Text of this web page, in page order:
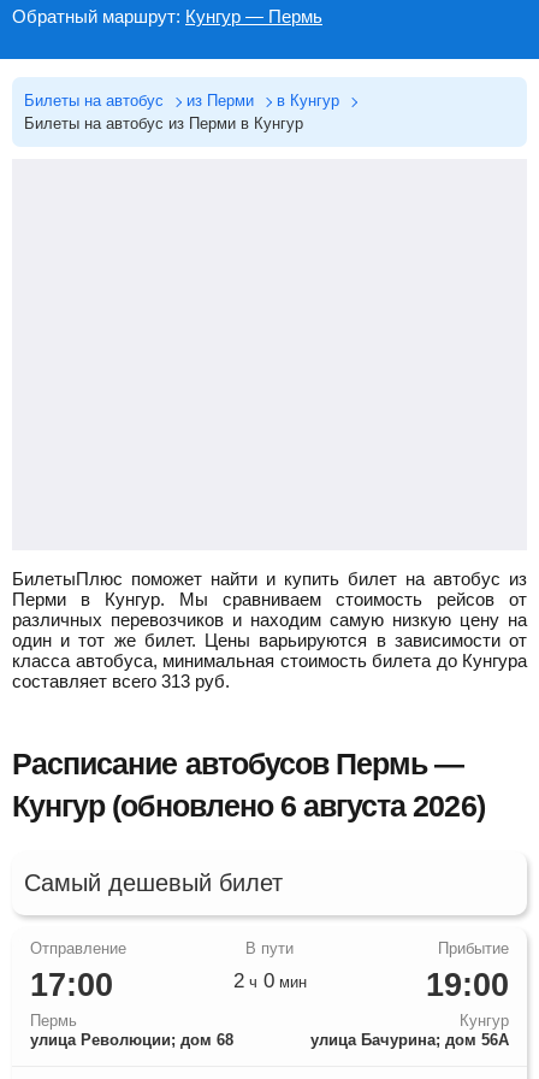
Обратный маршрут: Кунгур — Пермь
Билеты на автобус из Перми
в Кунгур
Билеты на автобус из Перми в Кунгур
БилетыПлюс поможет найти и купить билет на автобус из
Перми в Кунгур.
Мы сравниваем стоимость рейсов от
различных перевозчиков и находим самую низкую цену на
один и тот же билет. Цены варьируются в зависимости от
класса автобуса, минимальная стоимость билета до Кунгура
составляет всего 313 руб.
Расписание автобусов Пермь —
Кунгур (обновлено 6 августа 2026)
Самый дешевый билет
17:00
Пермь
улица Революции; дом 68
19:00
Кунгур
улица Бачурина; дом 56А
2ч 0мин